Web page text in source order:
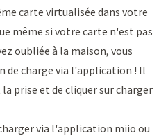
carte virtualisée dans votre
même si votre carte n'est pas
oubliée à la maison, vous
de charge via l'application ! Il
prise et de cliquer sur charger
via l'application miio ou